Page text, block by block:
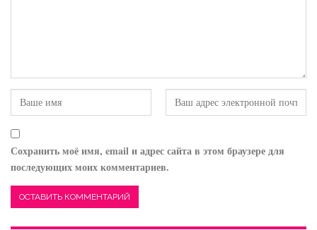
Сохранить моё имя, email и адрес сайта в этом браузере для
последующих моих комментариев.